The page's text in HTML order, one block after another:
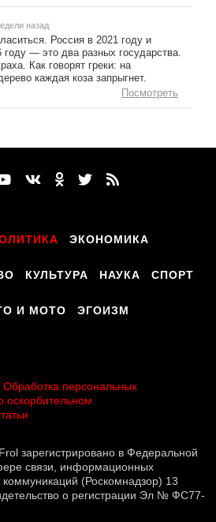
назад
Россия в 2021 году и
году — это два разных государства.
Как говорят греки: на
каждая коза запрыгнет.
Посмотреть
ЭКОНОМИКА
КУЛЬТУРА НАУКА СПОРТ
И МОТО ЭГОИЗМ
Обработка персональных
зарегистрировано в Федеральной
связи, информационных
(Роскомнадзор) 13
о регистрации Эл № ФС77-